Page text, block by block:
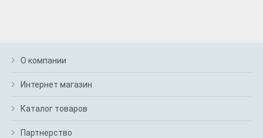
О компании
Интернет магазин
Каталог товаров
Партнерство